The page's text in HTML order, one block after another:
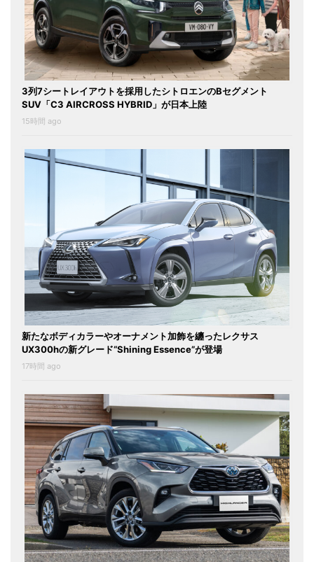
3列7シートレイアウトを採用したシトロエンのBセグメント
SUV「C3 AIRCROSS HYBRID」が日本上陸
15時間 ago
新たなボディカラーやオーナメント加飾を纏ったレクサス
UX300hの新グレード“Shining Essence”が登場
17時間 ago